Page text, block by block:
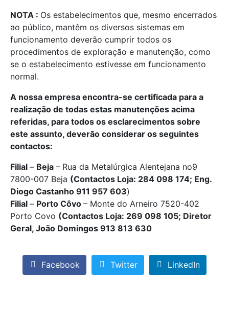
NOTA : Os estabelecimentos que, mesmo encerrados
ao público, mantêm os diversos sistemas em
funcionamento deverão cumprir todos os
procedimentos de exploração e manutenção, como
se o estabelecimento estivesse em funcionamento
normal.
A nossa empresa encontra-se certificada para a
realização de todas estas manutenções acima
referidas, para todos os esclarecimentos sobre
este assunto, deverão considerar os seguintes
contactos:
Filial – Beja – Rua da Metalúrgica Alentejana no9
7800-007 Beja (Contactos Loja: 284 098 174; Eng.
Diogo Castanho 911 957 603)
Filial – Porto Côvo – Monte do Arneiro 7520-402
Porto Covo (Contactos Loja: 269 098 105; Diretor
Geral, João Domingos 913 813 630
Facebook Twitter LinkedIn